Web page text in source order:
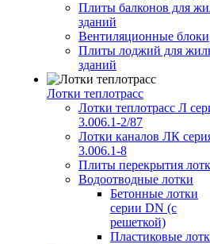
Плиты балконов для
зданий
Вентиляционные блоки
Плиты лоджий для
зданий
Лотки теплотрасс
Лотки теплотрасс Л
3.006.1-2/87
Лотки каналов ЛК
3.006.1-8
Плиты перекрытия
Водоотводные лотки
Бетонные лотки
серии DN (с
решеткой)
Пластиковые